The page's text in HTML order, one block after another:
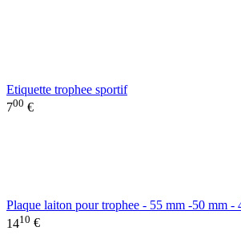
Etiquette trophee sportif
700 €
Plaque laiton pour trophee - 55 mm -50 mm -
1410 €